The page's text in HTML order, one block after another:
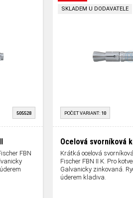
505528
FBN
SKLADEM U DODAVATELE
POČET VARIANT: 10
Ocelová svorníková
Krátká ocelová
Fischer FBN II K. Pro
Galvanicky zinkovaná.
úderem kladiva.